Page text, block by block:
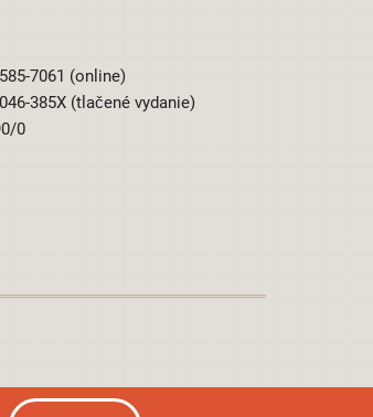
7061 (online)
385X (tlačené vydanie)
0